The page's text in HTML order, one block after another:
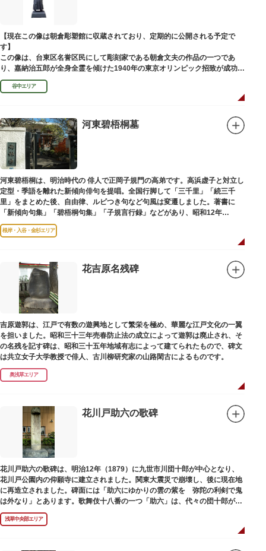
【現在この像は朝倉彫塑館に収蔵されており、定期的に公開される予定で
す】
この像は、台東区名誉区民にして彫刻家である朝倉文夫の作品の一つであ
り、嘉納治五郎が全身全霊を傾けた1940年の東京オリンピック招致が成功
（のちに返上）した、1936年に制作されました。
朝倉文夫は、1907～1910年ころに嘉納と知り合ったと推察されます。その
後も縁があり、嘉納の人柄や骨格などを熟知していた朝倉は、嘉納の海外出
ポーズは、嘉納の柔道家としての「不動の姿勢」を意識したと思われます。
谷中エリア
河東碧梧桐墓
河東碧梧桐は、明治時代の 俳人で正岡子規門の高弟です。高浜虚子と対立し
定型・季語を離れた新傾向俳句を提唱。全国行脚して「三千里」「続三千
里」をまとめた後、自由律、ルビつき句など句風は変遷しました。著書に
「新傾向句集」「碧梧桐句集」「子規言行録」などがあり、昭和12年
（1937）に没し、お墓は梅林寺（ばいりんじ）にあります。
根岸・入谷・金杉エリア
花吉原名残碑
吉原遊郭は、江戸で有数の遊興地として繁栄を極め、華麗な江戸文化の一翼
を担いました。昭和三十三年売春防止法の成立によって遊郭は廃止され、そ
の名残を記す碑は、昭和三十五年地域有志によって建てられたもので、碑文
は共立女子大学教授で俳人、古川柳研究家の山路閑古によるものです。
奥浅草エリア
花川戸助六の歌碑
花川戸助六の歌碑は、明治12年（1879）に九世市川団十郎が中心となり、
花川戸公園内の仰願寺に建立されました。関東大震災で崩壊し、後に現在地
に再造立されました。碑面には「助六にゆかりの雲の紫を 弥陀の利剣で鬼
は外なり」とあります。歌舞伎十八番の一つ「助六」は、代々の団十郎が伝
えていますが、助六の実像は不明です。
浅草中央部エリア